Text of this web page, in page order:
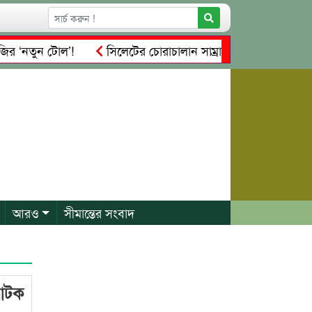
‘নতুন টোল’!
সিলেটের চোরাচালান সাম্রাজ্যের নতুন নিয়ন্ত্রক
প্রেম, প্রতারণা ও কোটি টাকার আত্মসাৎ: কাঠগড়ায় খোদ
আরও সীমান্তের সংবাদ